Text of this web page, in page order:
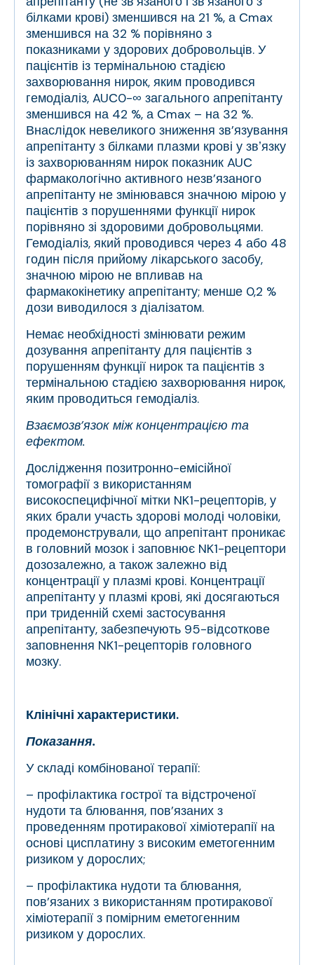
білками крові) зменшився на 21 %, а Сmax
зменшився на 32 % порівняно з
показниками у здорових добровольців. У
пацієнтів із термінальною стадією
захворювання нирок, яким проводився
гемодіаліз, AUС0-∞ загального апрепітанту
зменшився на 42 %, а Сmax – на 32 %.
Внаслідок невеликого зниження зв’язування
апрепітанту з білками плазми крові у звʼязку
із захворюванням нирок показник AUС
фармакологічно активного незв’язаного
апрепітанту не змінювався значною мірою у
пацієнтів з порушеннями функції нирок
порівняно зі здоровими добровольцями.
Гемодіаліз, який проводився через 4 або 48
годин після прийому лікарського засобу,
значною мірою не впливав на
фармакокінетику апрепітанту; менше 0,2 %
дози виводилося з діалізатом.
Немає необхідності змінювати режим
дозування апрепітанту для пацієнтів з
порушенням функції нирок та пацієнтів з
термінальною стадією захворювання нирок,
яким проводиться гемодіаліз.
Взаємозв’язок між концентрацією та
ефектом.
Дослідження позитронно-емісійної
томографії з використанням
високоспецифічної мітки NK1-рецепторів, у
яких брали участь здорові молоді чоловіки,
продемонстрували, що апрепітант проникає
в головний мозок і заповнює NK1-рецептори
дозозалежно, а також залежно від
концентрації у плазмі крові. Концентрації
апрепітанту у плазмі крові, які досягаються
при триденній схемі застосування
апрепітанту, забезпечують 95-відсоткове
заповнення NK1-рецепторів головного
мозку.
Клінічні характеристики.
Показання.
У складі комбінованої терапії:
– профілактика гострої та відстроченої
нудоти та блювання, пов’язаних з
проведенням протиракової хіміотерапії на
основі цисплатину з високим еметогенним
ризиком у дорослих;
– профілактика нудоти та блювання,
пов’язаних з використанням протиракової
хіміотерапії з помірним еметогенним
ризиком у дорослих.